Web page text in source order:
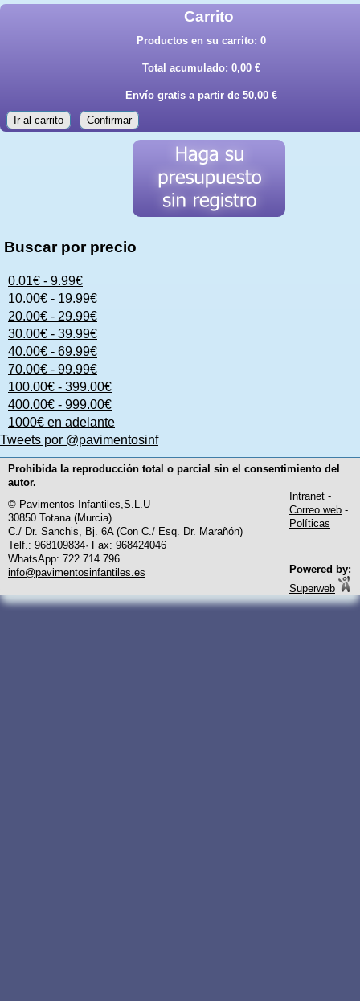
Carrito
Productos en su carrito: 0
Total acumulado: 0,00 €
Envío gratis a partir de 50,00 €
Ir al carrito Confirmar
Buscar por precio
0.01€ - 9.99€
10.00€ - 19.99€
20.00€ - 29.99€
30.00€ - 39.99€
40.00€ - 69.99€
70.00€ - 99.99€
100.00€ - 399.00€
400.00€ - 999.00€
1000€ en adelante
Tweets por @pavimentosinf
Prohibida la reproducción total o parcial sin el consentimiento del
autor.
© Pavimentos Infantiles,S.L.U
30850 Totana (Murcia)
C./ Dr. Sanchis, Bj. 6A (Con C./ Esq. Dr. Marañón)
Telf.: 968109834· Fax: 968424046
WhatsApp: 722 714 796
info@pavimentosinfantiles.es
Intranet -
Correo web -
Políticas
Powered by:
Superweb